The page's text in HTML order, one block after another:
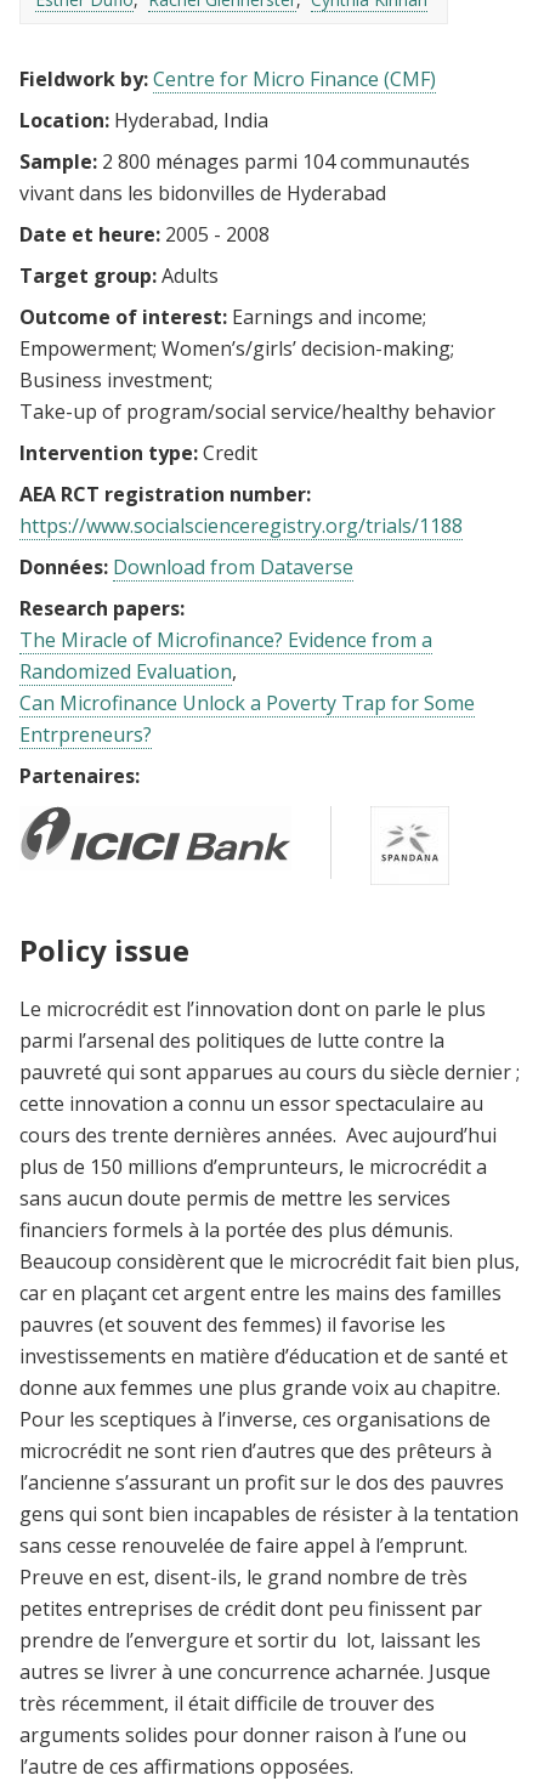
Fieldwork by:Centre for Micro Finance (CMF)
Location: Hyderabad, India
Sample: 2 800 ménages parmi 104 communautés
vivant dans les bidonvilles de Hyderabad
Date et heure: 2005 - 2008
Target group:Adults
Outcome of interest: Earnings and income
Empowerment Women’s/girls’ decision-making
Business investment
Take-up of program/social service/healthy behavior
Intervention type:Credit
AEA RCT registration number:
https://www.socialscienceregistry.org/trials/1188
Données: Download from Dataverse
Research papers:
The Miracle of Microfinance? Evidence from a
Randomized Evaluation
Can Microfinance Unlock a Poverty Trap for Some
Entrpreneurs?
Partenaires:
Policy issue
Le microcrédit est l’innovation dont on parle le plus
parmi l’arsenal des politiques de lutte contre la
pauvreté qui sont apparues au cours du siècle dernier ;
cette innovation a connu un essor spectaculaire au
cours des trente dernières années. Avec aujourd’hui
plus de 150 millions d’emprunteurs, le microcrédit a
sans aucun doute permis de mettre les services
financiers formels à la portée des plus démunis.
Beaucoup considèrent que le microcrédit fait bien plus,
car en plaçant cet argent entre les mains des familles
pauvres (et souvent des femmes) il favorise les
investissements en matière d’éducation et de santé et
donne aux femmes une plus grande voix au chapitre.
Pour les sceptiques à l’inverse, ces organisations de
microcrédit ne sont rien d’autres que des prêteurs à
l’ancienne s’assurant un profit sur le dos des pauvres
gens qui sont bien incapables de résister à la tentation
sans cesse renouvelée de faire appel à l’emprunt.
Preuve en est, disent-ils, le grand nombre de très
petites entreprises de crédit dont peu finissent par
prendre de l’envergure et sortir du lot, laissant les
autres se livrer à une concurrence acharnée. Jusque
très récemment, il était difficile de trouver des
arguments solides pour donner raison à l’une ou
l’autre de ces affirmations opposées.